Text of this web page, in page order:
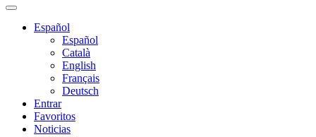
Español
Español
Català
English
Français
Deutsch
Entrar
Favoritos
Noticias